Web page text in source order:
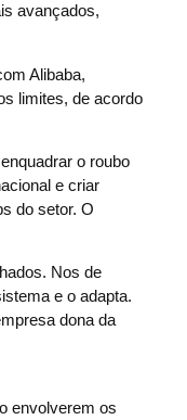
avançados,
Alibaba,
limites, de acordo
o roubo
e criar
do setor. O
Nos de
e o adapta.
dona da
envolverem os